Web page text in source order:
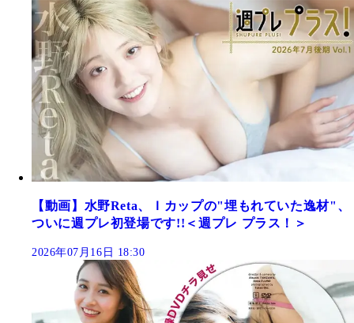
【動画】水野Reta、Ｉカップの"埋もれていた逸材"、
ついに週プレ初登場です!!＜週プレ プラス！＞
2026年07月16日 18:30